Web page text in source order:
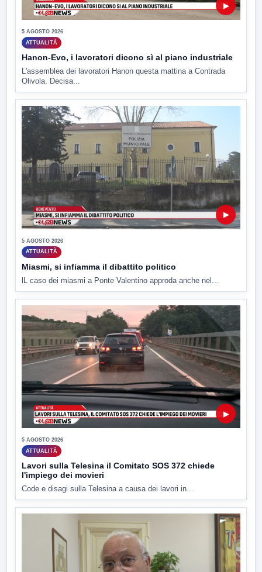
▶
5 AGOSTO 2026
ATTUALITÀ
Hanon-Evo, i lavoratori dicono sì al piano industriale
L'assemblea dei lavoratori Hanon questa mattina a Contrada
Olivola. Decisa...
▶
5 AGOSTO 2026
ATTUALITÀ
Miasmi, si infiamma il dibattito politico
lL caso dei miasmi a Ponte Valentino approda anche nel...
▶
5 AGOSTO 2026
ATTUALITÀ
Lavori sulla Telesina il Comitato SOS 372 chiede
l'impiego dei movieri
Code e disagi sulla Telesina a causa dei lavori in...